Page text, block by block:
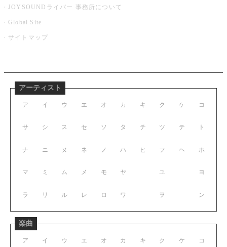
JOYSOUNDライバー 事務所について
Global Site
サイトマップ
アーティスト
ア イ ウ エ オ
サ シ ス セ ソ
ナ ニ ヌ ネ ノ
マ ミ ム メ モ
ラ リ ル レ ロ
カ キ ク ケ コ
タ チ ツ テ ト
ハ ヒ フ ヘ ホ
ヤ ユ ヨ
ワ ヲ ン
楽曲
ア イ ウ エ オ カ キ ク ケ コ